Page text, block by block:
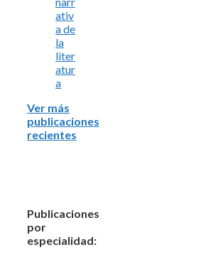
ativ
a de
la
liter
atur
a
Ver más
publicaciones
recientes
Publicaciones
por
especialidad: